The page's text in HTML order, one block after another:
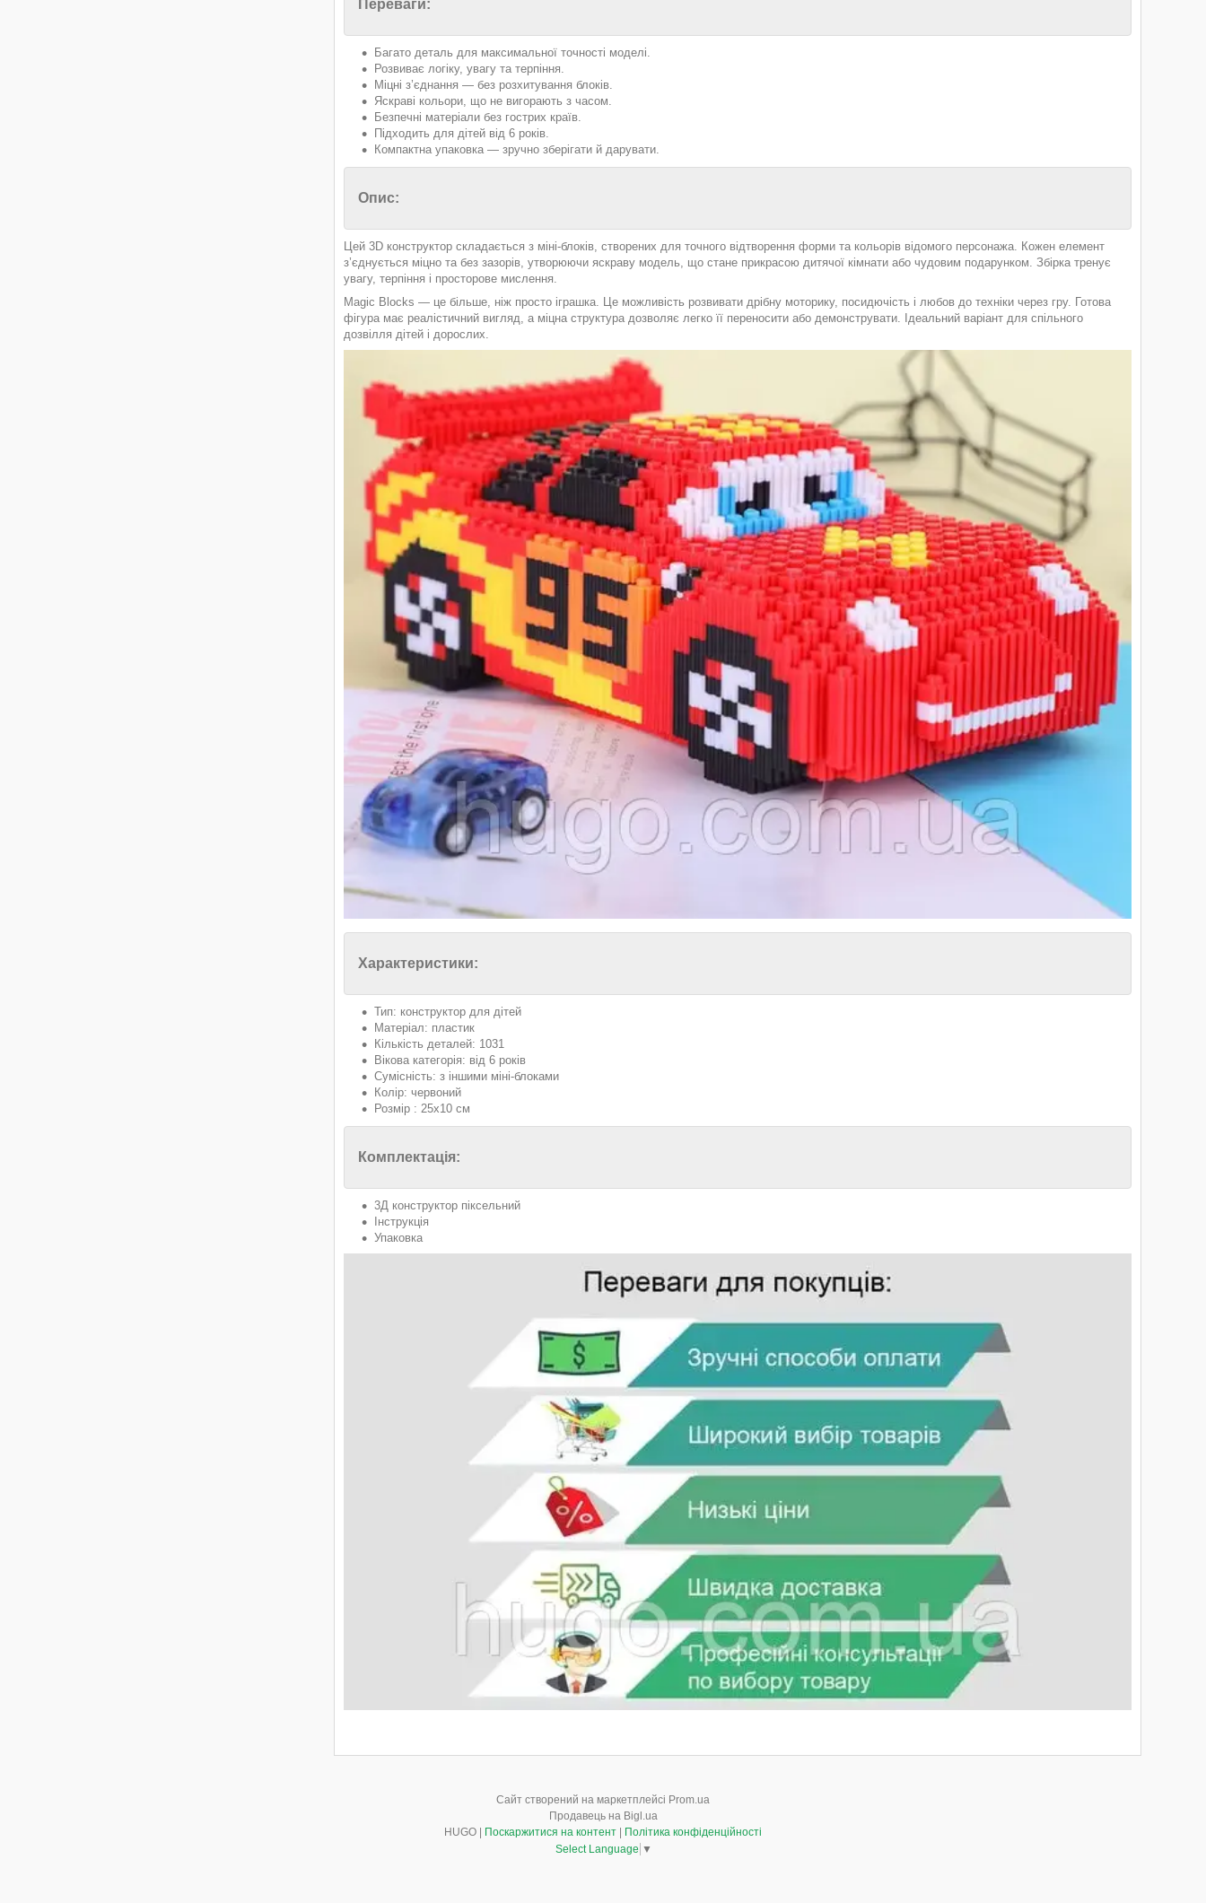
Переваги:
Багато деталь для максимальної точності моделі.
Розвиває логіку, увагу та терпіння.
Міцні з’єднання — без розхитування блоків.
Яскраві кольори, що не вигорають з часом.
Безпечні матеріали без гострих країв.
Підходить для дітей від 6 років.
Компактна упаковка — зручно зберігати й дарувати.
Опис:
Цей 3D конструктор складається з міні-блоків, створених для точного відтворення форми та кольорів відомого персонажа. Кожен елемент
з’єднується міцно та без зазорів, утворюючи яскраву модель, що стане прикрасою дитячої кімнати або чудовим подарунком. Збірка тренує
увагу, терпіння і просторове мислення.
Magic Blocks — це більше, ніж просто іграшка. Це можливість розвивати дрібну моторику, посидючість і любов до техніки через гру. Готова
фігура має реалістичний вигляд, а міцна структура дозволяє легко її переносити або демонструвати. Ідеальний варіант для спільного
дозвілля дітей і дорослих.
Характеристики:
Тип: конструктор для дітей
Матеріал: пластик
Кількість деталей: 1031
Вікова категорія: від 6 років
Сумісність: з іншими міні-блоками
Колір: червоний
Розмір : 25х10 см
Комплектація:
3Д конструктор піксельний
Інструкція
Упаковка
Сайт створений на маркетплейсі Prom.ua
Продавець на Bigl.ua
HUGO | Поскаржитися на контент | Політика конфіденційності
Select Language ▼